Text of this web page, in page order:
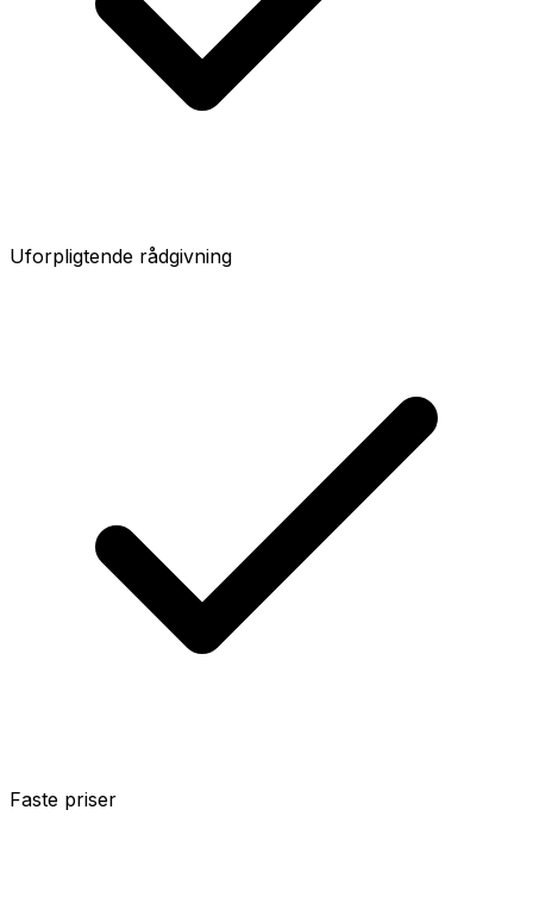
Uforpligtende rådgivning
Faste priser